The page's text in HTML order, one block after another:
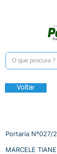
Voltar
Portaria Nº027/
MARCELE